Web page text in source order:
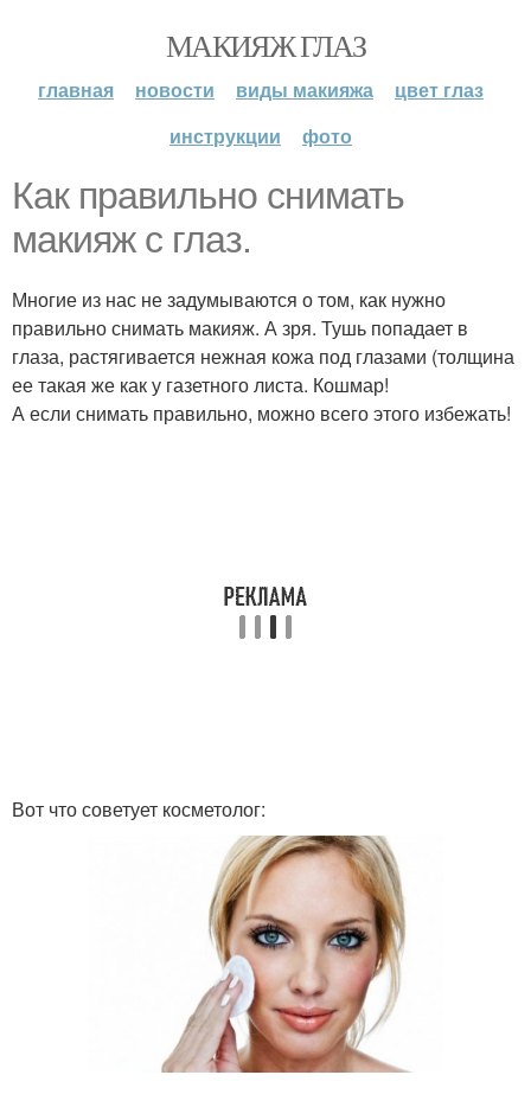
МАКИЯЖ ГЛАЗ
главная новости виды макияжа
цвет глаз
инструкции
фото
Как правильно снимать
макияж с глаз.
Многие из нас не задумываются о том, как нужно
правильно снимать макияж. А зря. Тушь попадает в
глаза, растягивается нежная кожа под глазами (толщина
ее такая же как у газетного листа. Кошмар!
А если снимать правильно, можно всего этого избежать!
Вот что советует косметолог: